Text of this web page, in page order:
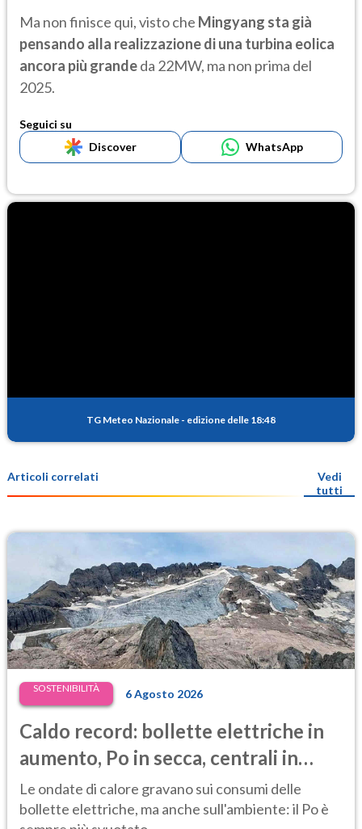
Ma non finisce qui, visto che Mingyang sta già
pensando alla realizzazione di una turbina eolica
ancora più grandeda 22MW, ma non prima del
2025.
Seguici su
Discover
WhatsApp
TG Meteo Nazionale - edizione delle 18:48
Articoli correlati
Vedi
tutti
SOSTENIBILITÀ 6 Agosto 2026
Caldo record: bollette elettriche in
aumento, Po in secca, centrali in
difficoltà e prezzi dell’energia ai
massimi
Le ondate di calore gravano sui consumi delle
bollette elettriche, ma anche sull'ambiente: il Po è